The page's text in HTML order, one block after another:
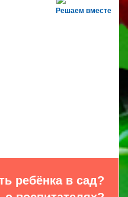
Решаем вместе
ребёнка в сад?